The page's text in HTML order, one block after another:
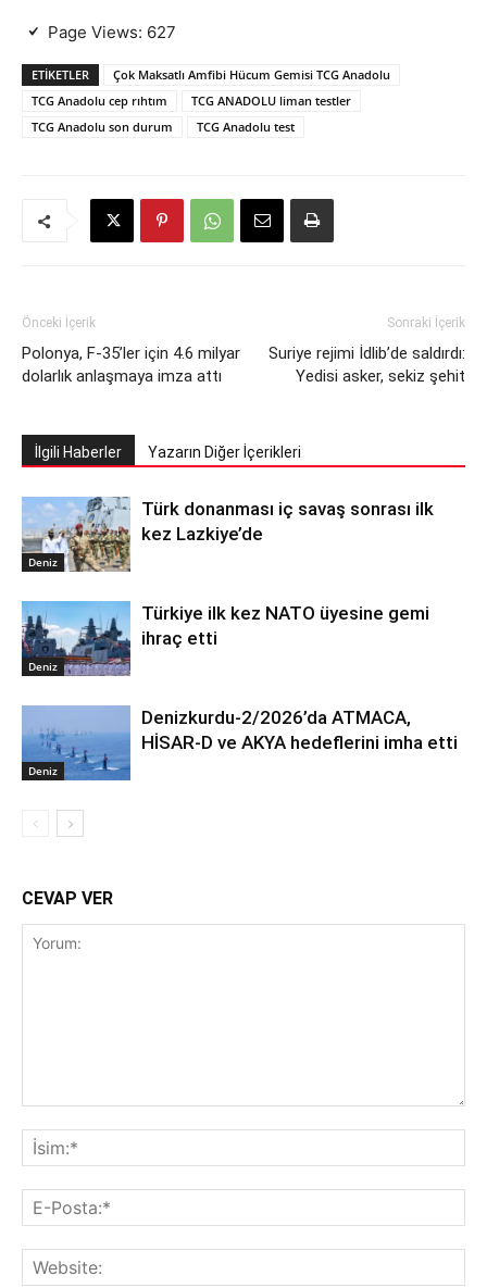
Page Views: 627
ETIKETLER
Çok Maksatlı Amfibi Hücum Gemisi TCG Anadolu
TCG Anadolu cep rıhtım
TCG ANADOLU liman testler
TCG Anadolu son durum
TCG Anadolu test
Önceki İçerik
Polonya, F-35’ler için 4.6 milyar
dolarlık anlaşmaya imza attı
Sonraki İçerik
Suriye rejimi İdlib’de saldırdı:
Yedisi asker, sekiz şehit
İlgili Haberler Yazarın Diğer İçerikleri
Deniz
Türk donanması iç savaş sonrası ilk
kez Lazkiye’de
Deniz
Türkiye ilk kez NATO üyesine gemi
ihraç etti
Deniz
Denizkurdu-2/2026’da ATMACA,
HİSAR-D ve AKYA hedeflerini imha etti
CEVAP VER